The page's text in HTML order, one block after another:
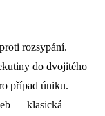
rozsypání.
do dvojitého
případ úniku.
— klasická